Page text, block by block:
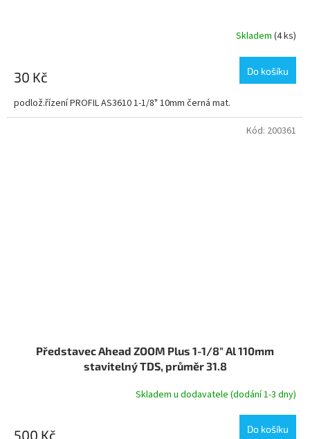
Skladem (4 ks)
30 Kč Do košíku
podlož.řízení PROFIL AS3610 1-1/8" 10mm černá mat.
Představec Ahead ZOOM Plus 1-1/8" Al 110mm
stavitelný TDS, průměr 31.8
Skladem u dodavatele (dodání 1-3 dny)
500 Kč Do košíku
Kód: 200361